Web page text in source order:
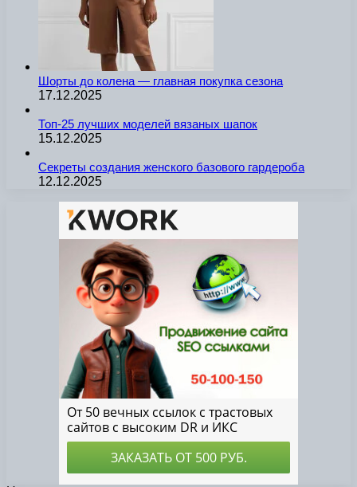
Шорты до колена — главная покупка сезона
17.12.2025
Топ-25 лучших моделей вязаных шапок
15.12.2025
Секреты создания женского базового гардероба
12.12.2025